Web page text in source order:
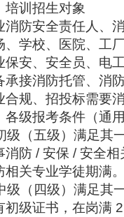
培训招生对象
消防安全责任人、
、学校、医院、工
保安、安全员、电
承接消防托管、消
合规、招投标需要
各级报考条件（通
级（五级）满足其
消防 / 安保 / 安全
相关专业学徒期满
级（四级）满足其
初级证书，在岗满